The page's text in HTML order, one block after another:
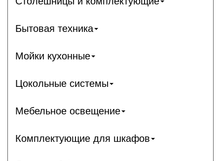
Бытовая техника
Мойки кухонные
Цокольные системы
Мебельное освещение
Комплектующие для шкафов